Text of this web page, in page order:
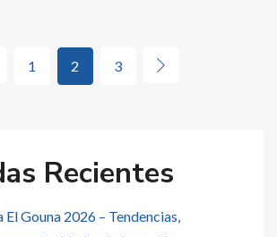
1 2 3
Recientes
Gouna 2026 – Tendencias,